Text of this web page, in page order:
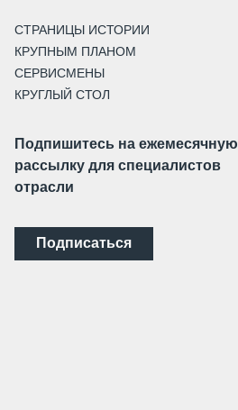
СТРАНИЦЫ ИСТОРИИ
КРУПНЫМ ПЛАНОМ
СЕРВИСМЕНЫ
КРУГЛЫЙ СТОЛ
Подпишитесь на ежемесячную
рассылку для специалистов
отрасли
Подписаться